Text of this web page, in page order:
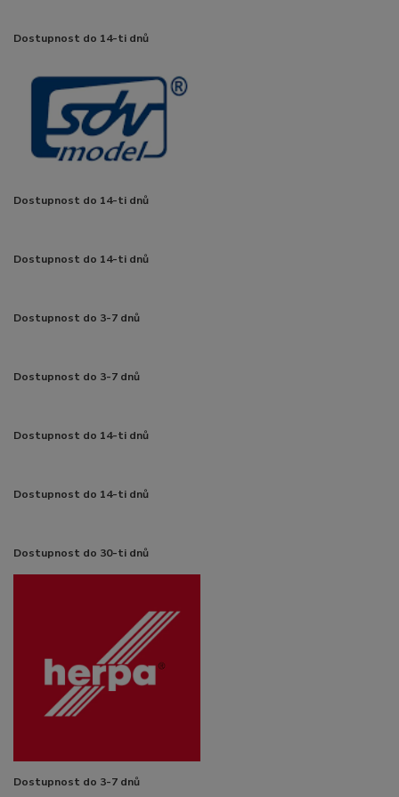
Dostupnost do 14-ti dnů
Dostupnost do 14-ti dnů
Dostupnost do 14-ti dnů
Dostupnost do 3-7 dnů
Dostupnost do 3-7 dnů
Dostupnost do 14-ti dnů
Dostupnost do 14-ti dnů
Dostupnost do 30-ti dnů
Dostupnost do 3-7 dnů